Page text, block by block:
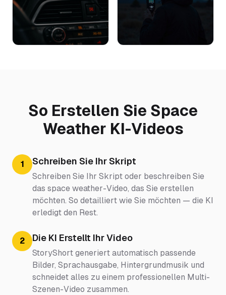
So Erstellen Sie Space
Weather KI-Videos
1 Schreiben Sie Ihr Skript
Schreiben Sie Ihr Skript oder beschreiben Sie
das space weather-Video, das Sie erstellen
möchten. So detailliert wie Sie möchten — die KI
erledigt den Rest.
2 Die KI Erstellt Ihr Video
StoryShort generiert automatisch passende
Bilder, Sprachausgabe, Hintergrundmusik und
schneidet alles zu einem professionellen Multi-
Szenen-Video zusammen.